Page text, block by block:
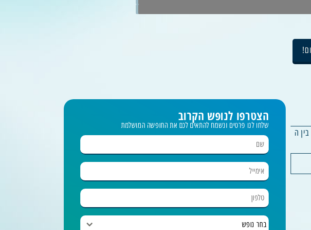
טבריה | סופ"ש בין הזמנים | 6-9.8
הצטרפו לנופש הקרוב
שלחו לנו פרטים ונשמח להתאים לכם את החופשה המושלמת
בחר נופש